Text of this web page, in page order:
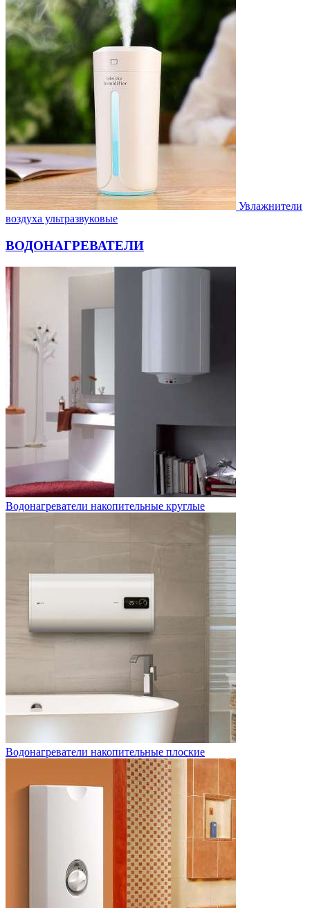
Увлажнители
воздуха ультразвуковые
ВОДОНАГРЕВАТЕЛИ
Водонагреватели накопительные круглые
Водонагреватели накопительные плоские